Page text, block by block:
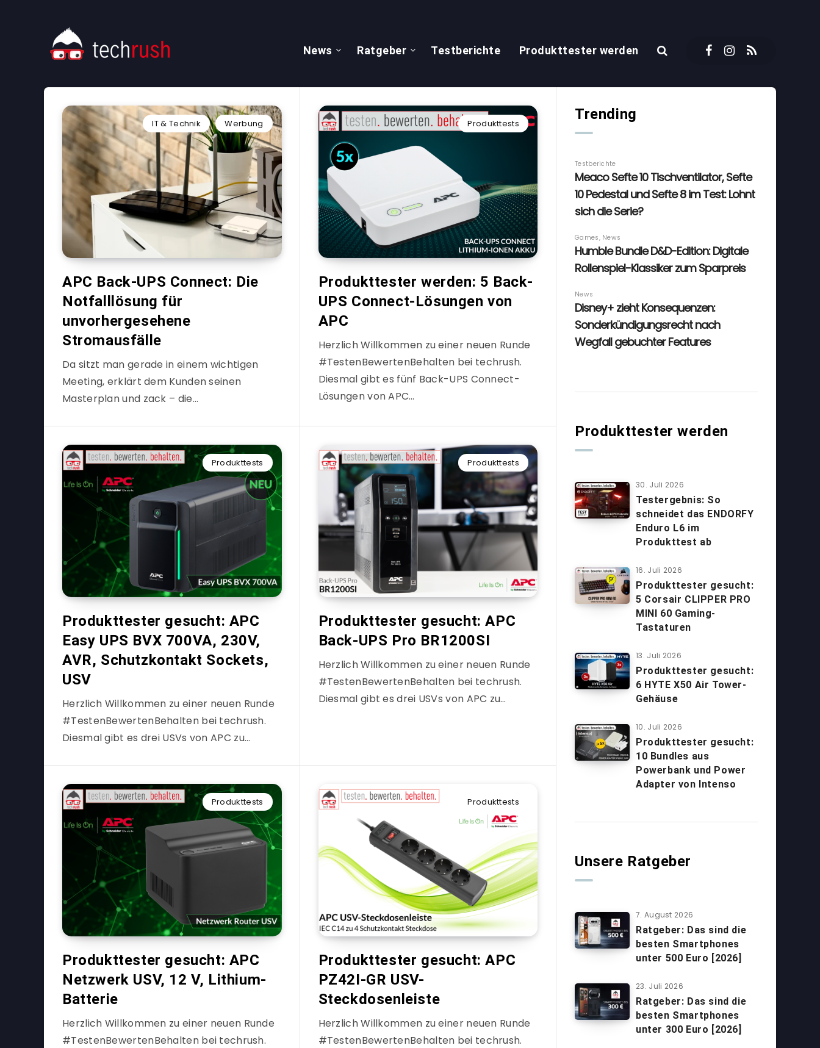
News Ratgeber Testberichte Produkttester werden
IT & Technik Werbung
APC Back-UPS Connect: Die
Notfalllösung für
unvorhergesehene
Stromausfälle
Da sitzt man gerade in einem wichtigen
Meeting, erklärt dem Kunden seinen
Masterplan und zack – die…
Produkttests
Produkttester werden: 5 Back-
UPS Connect-Lösungen von
APC
Herzlich Willkommen zu einer neuen Runde
#TestenBewertenBehalten bei techrush.
Diesmal gibt es fünf Back-UPS Connect-
Lösungen von APC…
Produkttests
Produkttester gesucht: APC
Easy UPS BVX 700VA, 230V,
AVR, Schutzkontakt Sockets,
USV
Herzlich Willkommen zu einer neuen Runde
#TestenBewertenBehalten bei techrush.
Diesmal gibt es drei USVs von APC zu…
Produkttests
Produkttester gesucht: APC
Back-UPS Pro BR1200SI
Herzlich Willkommen zu einer neuen Runde
#TestenBewertenBehalten bei techrush.
Diesmal gibt es drei USVs von APC zu…
Produkttests
Produkttester gesucht: APC
Netzwerk USV, 12 V, Lithium-
Batterie
Herzlich Willkommen zu einer neuen Runde
#TestenBewertenBehalten bei techrush.
Produkttests
Produkttester gesucht: APC
PZ42I-GR USV-
Steckdosenleiste
Herzlich Willkommen zu einer neuen Runde
#TestenBewertenBehalten bei techrush.
Trending
Produkttester werden
30. Juli 2026
Testergebnis: So
schneidet das ENDORFY
Enduro L6 im
Produkttest ab
16. Juli 2026
Produkttester gesucht:
5 Corsair CLIPPER PRO
MINI 60 Gaming-
Tastaturen
13. Juli 2026
Produkttester gesucht:
6 HYTE X50 Air Tower-
Gehäuse
10. Juli 2026
Produkttester gesucht:
10 Bundles aus
Powerbank und Power
Adapter von Intenso
Unsere Ratgeber
7. August 2026
Ratgeber: Das sind die
besten Smartphones
unter 500 Euro [2026]
23. Juli 2026
Ratgeber: Das sind die
besten Smartphones
unter 300 Euro [2026]